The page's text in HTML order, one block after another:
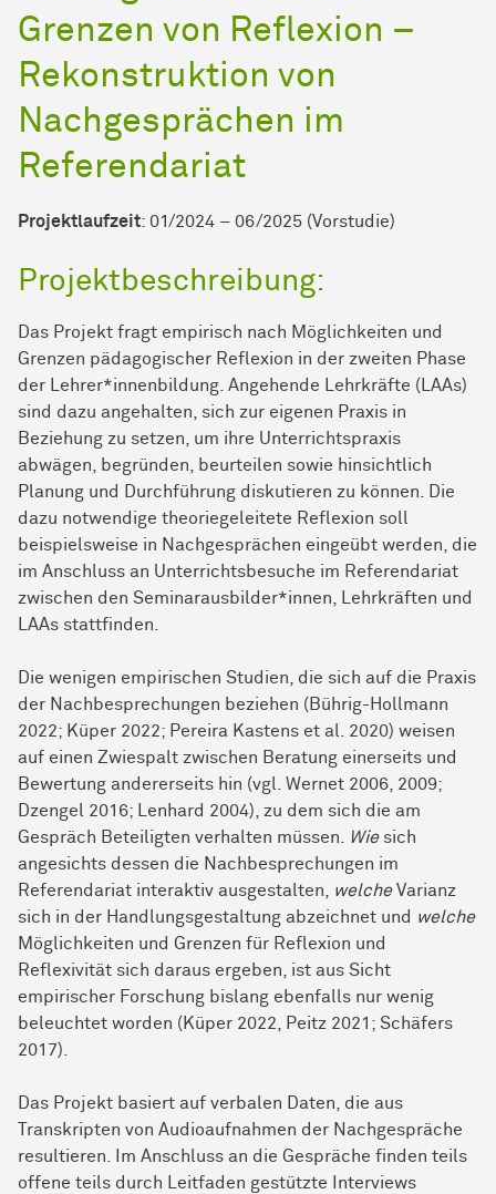
Grenzen von Reflexion –
Rekonstruktion von
Nachgesprächen im
Referendariat
Projektlaufzeit: 01/2024 – 06/2025 (Vorstudie)
Projektbeschreibung:
Das Projekt fragt empirisch nach Möglichkeiten und
Grenzen pädagogischer Reflexion in der zweiten Phase
der Lehrer*innenbildung. Angehende Lehrkräfte (LAAs)
sind dazu angehalten, sich zur eigenen Praxis in
Beziehung zu setzen, um ihre Unterrichtspraxis
abwägen, begründen, beurteilen sowie hinsichtlich
Planung und Durchführung diskutieren zu können. Die
dazu notwendige theoriegeleitete Reflexion soll
beispielsweise in Nachgesprächen eingeübt werden, die
im Anschluss an Unterrichtsbesuche im Referendariat
zwischen den Seminarausbilder*innen, Lehrkräften und
LAAs stattfinden.
Die wenigen empirischen Studien, die sich auf die Praxis
der Nachbesprechungen beziehen (Bührig-Hollmann
2022; Küper 2022; Pereira Kastens et al. 2020) weisen
auf einen Zwiespalt zwischen Beratung einerseits und
Bewertung andererseits hin (vgl. Wernet 2006, 2009;
Dzengel 2016; Lenhard 2004), zu dem sich die am
Gespräch Beteiligten verhalten müssen.
Wiesich
angesichts dessen die Nachbesprechungen im
Referendariat interaktiv ausgestalten,
welcheVarianz
sich in der Handlungsgestaltung abzeichnet und welche
Möglichkeiten und Grenzen für Reflexion und
Reflexivität sich daraus ergeben, ist aus Sicht
empirischer Forschung bislang ebenfalls nur wenig
beleuchtet worden (Küper 2022, Peitz 2021; Schäfers
2017).
Das Projekt basiert auf verbalen Daten, die aus
Transkripten von Audioaufnahmen der Nachgespräche
resultieren. Im Anschluss an die Gespräche finden teils
offene teils durch Leitfaden gestützte Interviews